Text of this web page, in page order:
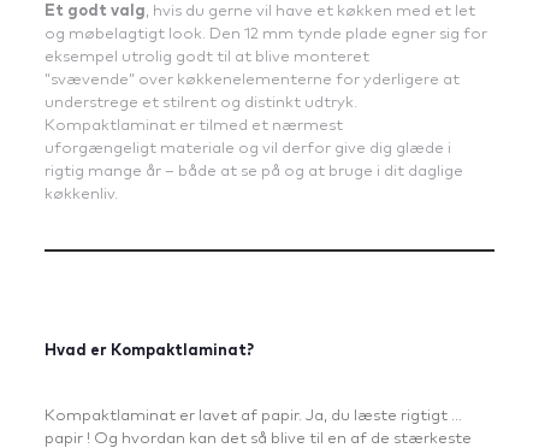
Et godt valg, hvis du gerne vil have et køkken med et let
og møbelagtigt look. Den 12 mm tynde plade egner sig for
eksempel utrolig godt til at blive monteret
”svævende” over køkkenelementerne for yderligere at
understrege et stilrent og distinkt udtryk.
Kompaktlaminat er tilmed et nærmest
uforgængeligt materiale og vil derfor give dig glæde i
rigtig mange år – både at se på og at bruge i dit daglige
køkkenliv.
Hvad er Kompaktlaminat?
Kompaktlaminat er lavet af papir. Ja, du læste rigtigt …
papir ! Og hvordan kan det så blive til en af de stærkeste